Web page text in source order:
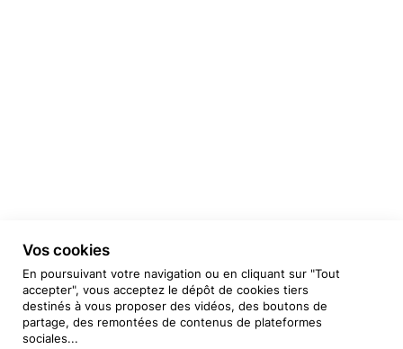
Vos cookies
En poursuivant votre navigation ou en cliquant sur "Tout
accepter", vous acceptez le dépôt de cookies tiers
destinés à vous proposer des vidéos, des boutons de
partage, des remontées de contenus de plateformes
sociales...